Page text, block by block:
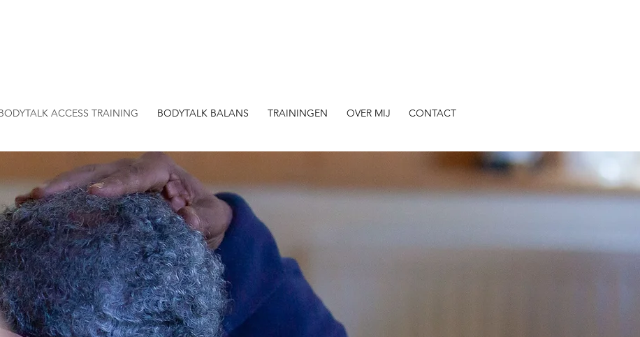
ACCESS TRAINING BODYTALK BALANS TRAININGEN OVER MIJ CONTACT